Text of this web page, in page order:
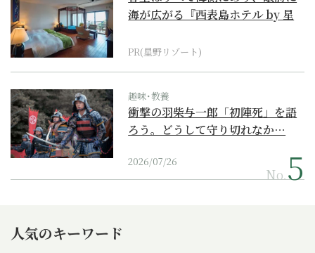
海が広がる『西表島ホテル by 星
PR(星野リゾート)
趣味･教養
衝撃の羽柴与一郎「初陣死」を語
ろう。どうして守り切れなか…
2026/07/26
No.
人気のキーワード